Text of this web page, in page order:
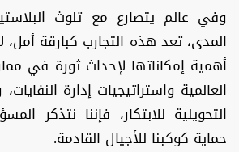
وفي عالم يتصارع مع تلوث
المدى، تعد هذه التجارب كبارقة
أهمية إمكاناتها لإحداث ثورة في
العالمية واستراتيجيات إدارة
التحويلية للابتكار، فإننا نتذكر
حماية كوكبنا للأجيال القادمة.